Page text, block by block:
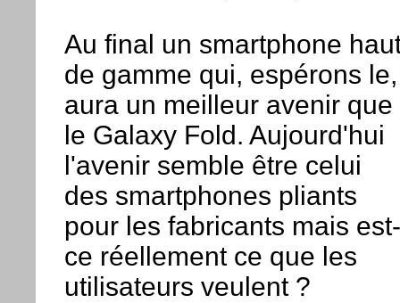
Au final un smartphone
de gamme qui, espérons le,
aura un meilleur avenir que
le Galaxy Fold. Aujourd'hui
l'avenir semble être celui
des smartphones pliants
pour les fabricants mais est-
ce réellement ce que les
utilisateurs veulent ?